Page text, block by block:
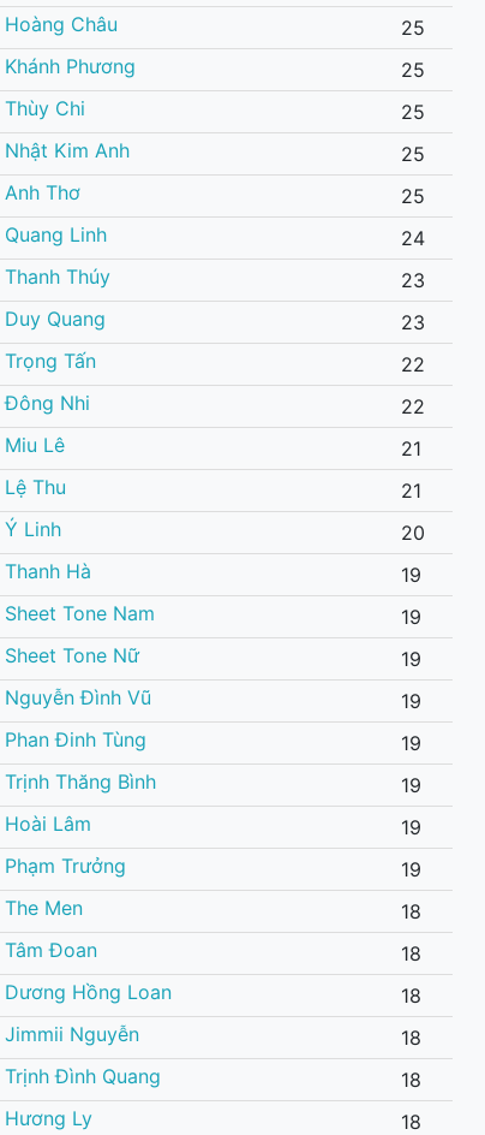
Hoàng Châu
25
Khánh Phương
25
Thùy Chi
25
Nhật Kim Anh
25
Anh Thơ
25
Quang Linh
24
Thanh Thúy
23
Duy Quang
23
Trọng Tấn
22
Đông Nhi
22
Miu Lê
21
Lệ Thu
21
Ý Linh
20
Thanh Hà
19
Sheet Tone Nam
19
Sheet Tone Nữ
19
Nguyễn Đình Vũ
19
Phan Đinh Tùng
19
Trịnh Thăng Bình
19
Hoài Lâm
19
Phạm Trưởng
19
The Men
18
Tâm Đoan
18
Dương Hồng Loan
18
Jimmii Nguyễn
18
Trịnh Đình Quang
18
Hương Ly
18